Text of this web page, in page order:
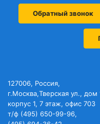
Обратный звонок
127006, Россия,
г.Москва,Тверская ул., дом
корпус 1, 7 этаж, офис 703
т/ф (495) 650-99-96,